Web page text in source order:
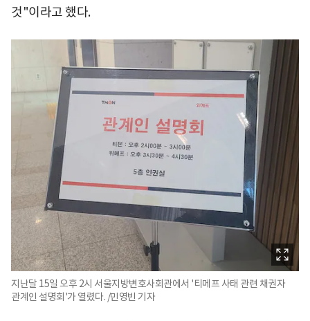
것"이라고 했다.
지난달 15일 오후 2시 서울지방변호사회관에서 '티메프 사태 관련 채권자
관계인 설명회'가 열렸다. /민영빈 기자